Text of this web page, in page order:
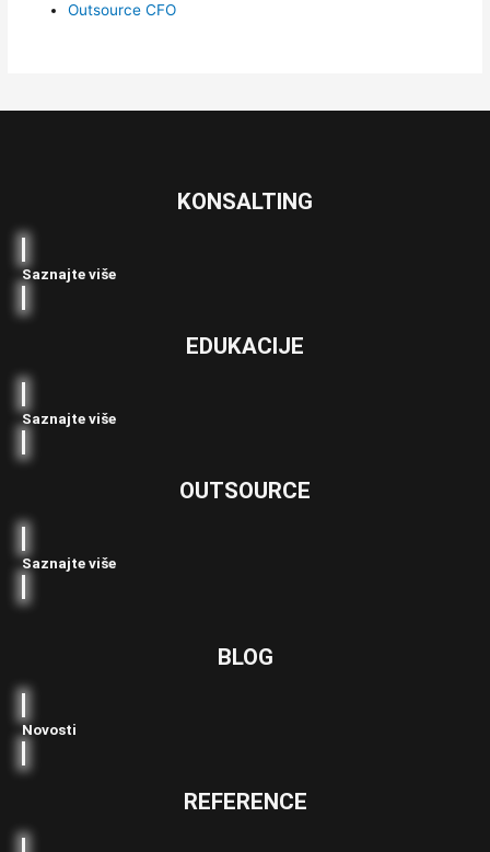
Outsource CFO
KONSALTING
Saznajte više
EDUKACIJE
Saznajte više
OUTSOURCE
Saznajte više
BLOG
Novosti
REFERENCE